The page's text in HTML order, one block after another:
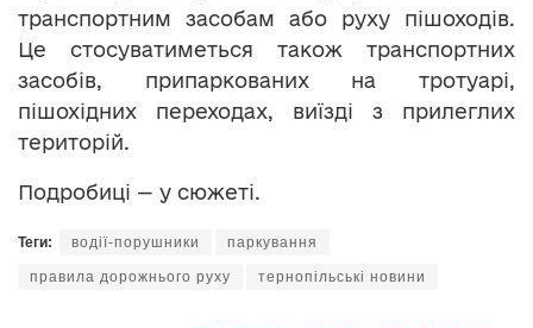
транспортним засобам або руху пішоходів.
Це стосуватиметься також транспортних
засобів, припаркованих на тротуарі,
пішохідних переходах, виїзді з прилеглих
територій.
Подробиці — у сюжеті.
Теги: водії-порушники паркування
правила дорожнього руху тернопільські новини